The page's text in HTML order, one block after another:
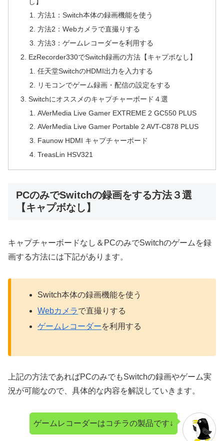
方法1：Switch本体の録画機能を使う
方法2：Webカメラで直撮りする
方法3：ゲームレコーダーを利用する
EzRecorder330でSwitch録画の方法【キャプボなし】
任天堂SwitchのHDMI出力を入力する
リモコンでゲーム録画・配信の設定をする
Switchにオススメのキャプチャーボード４選
AVerMedia Live Gamer EXTREME 2 GC550 PLUS
AVerMedia Live Gamer Portable 2 AVT-C878 PLUS
Faunow HDMI キャプチャーボード
TreasLin HSV321
PCのみでSwitchの録画をする方法３選
【キャプボなし】
キャプチャーボードなし＆PCのみでSwitchのゲームを録
画する方法には下記があります。
Switch本体の録画機能を使う
Webカメラで直撮りする
ゲームレコーダーを利用する
上記の方法であればPCのみでもSwitchの録画やゲーム実
況が可能なので、具体的な内容を解説していきます。
ゲームレコーダーはコチラの製品です↓